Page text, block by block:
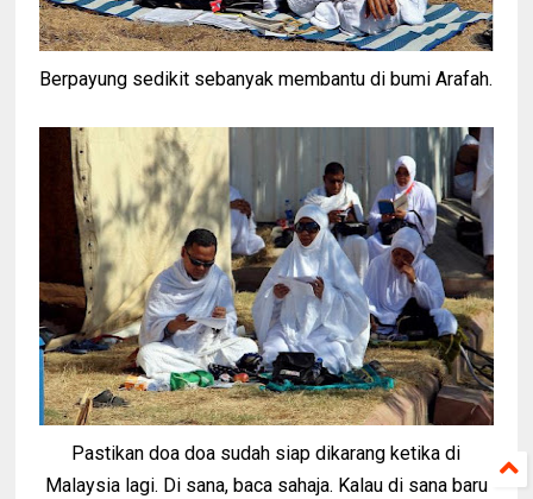
Berpayung sedikit sebanyak membantu di bumi Arafah.
Pastikan doa doa sudah siap dikarang ketika di
Malaysia lagi. Di sana, baca sahaja. Kalau di sana baru